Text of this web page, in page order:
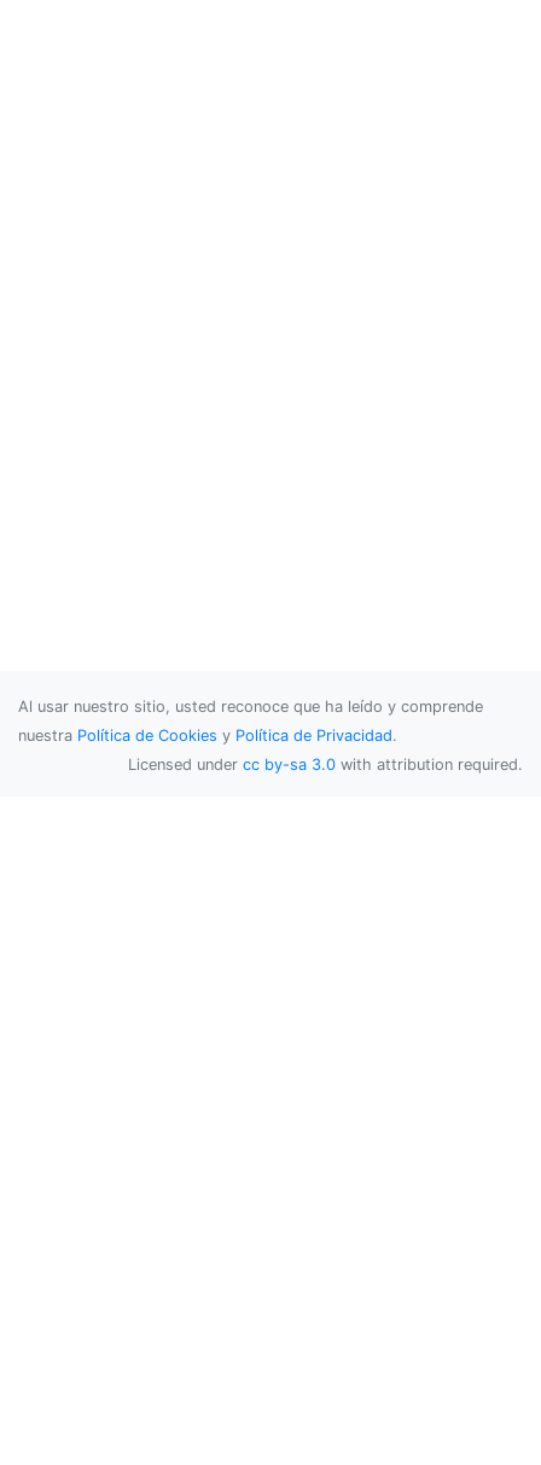
Al usar nuestro sitio, usted reconoce que ha leído y comprende
nuestra Política de Cookies y Política de Privacidad.
Licensed under cc by-sa 3.0 with attribution required.